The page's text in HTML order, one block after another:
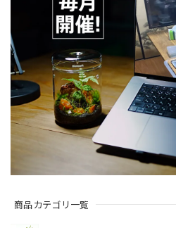
商品カテゴリ一覧
すごく綺麗な緑色のみずみずしい
ました。
2026/06/12